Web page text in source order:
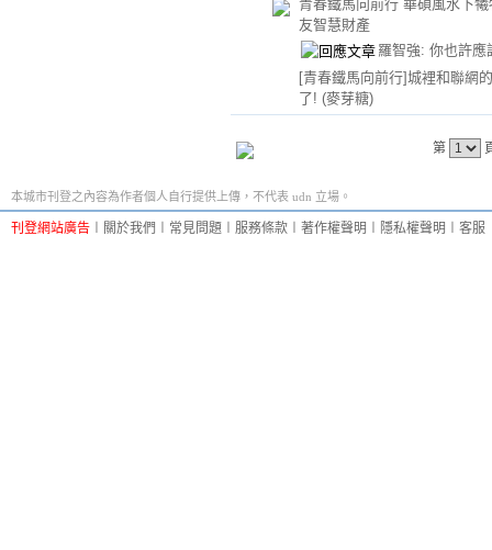
青春鐵馬向前行 華碩風水下犧
友智慧財產
羅智強: 你也許應
[青春鐵馬向前行]城裡和聯網
了! (麥芽糖)
第
本城市刊登之內容為作者個人自行提供上傳，不代表 udn 立場。
刊登網站廣告 關於我們 常見問題 服務條款 著作權聲明 隱私權聲明 客服